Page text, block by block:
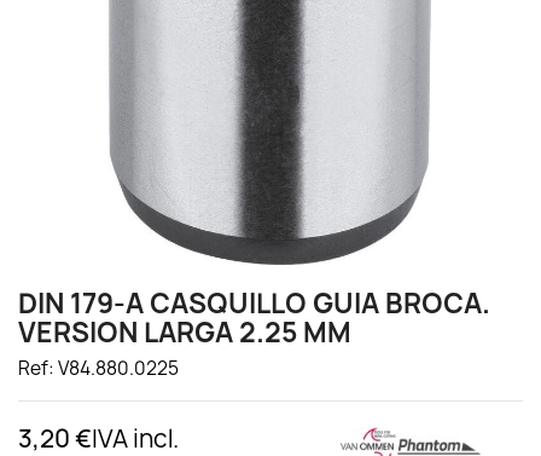
DIN 179-A CASQUILLO GUIA BROCA.
VERSION LARGA 2.25 MM
Ref: V84.880.0225
3,20 €IVA incl.